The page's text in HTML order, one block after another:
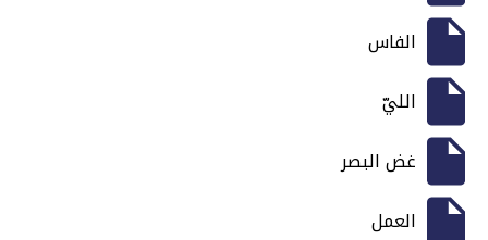
الفاس
الليّ
غض البصر
العمل